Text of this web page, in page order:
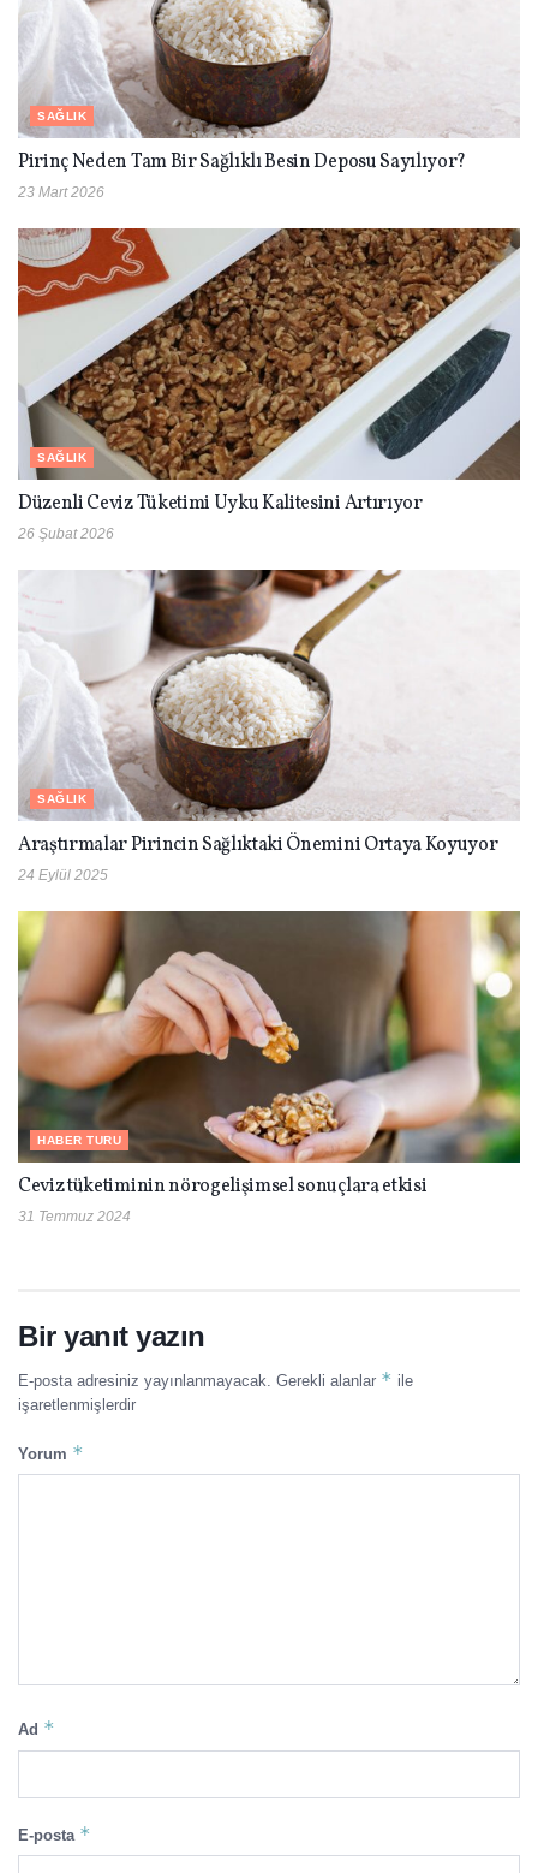
SAĞLIK
Pirinç Neden Tam Bir Sağlıklı Besin Deposu Sayılıyor?
23 Mart 2026
SAĞLIK
Düzenli Ceviz Tüketimi Uyku Kalitesini Artırıyor
26 Şubat 2026
SAĞLIK
Araştırmalar Pirincin Sağlıktaki Önemini Ortaya Koyuyor
24 Eylül 2025
HABER TURU
Ceviz tüketiminin nörogelişimsel sonuçlara etkisi
31 Temmuz 2024
Bir yanıt yazın
E-posta adresiniz yayınlanmayacak. Gerekli alanlar * ile
işaretlenmişlerdir
Yorum *
Ad *
E-posta *